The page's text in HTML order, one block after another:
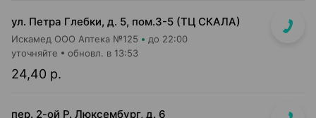
ул. Петра Глебки, д. 5, пом.3-5 (ТЦ СКАЛА)
Искамед ООО Аптека №125 до 22:00
24,40 р.
уточняйте обновл. в 13:53
пер. 2-ой Р. Люксембург, д. 6